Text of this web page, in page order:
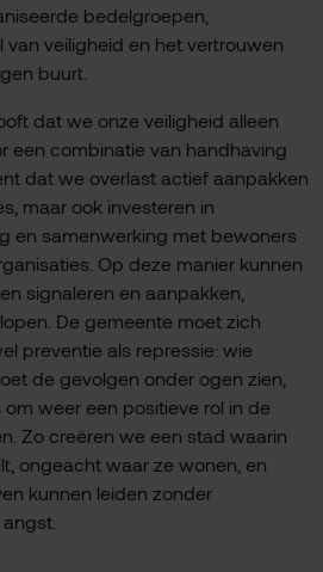
bedelgroepen,
van veiligheid en het vertrouwen
buurt.
dat we onze veiligheid alleen
een combinatie van handhaving
dat we overlast actief aanpakken
maar ook investeren in
en samenwerking met bewoners
Op deze manier kunnen
signaleren en aanpakken,
De gemeente moet zich
preventie als repressie: wie
de gevolgen onder ogen zien,
weer een positieve rol in de
Zo creëren we een stad waarin
ongeacht waar ze wonen, en
kunnen leiden zonder